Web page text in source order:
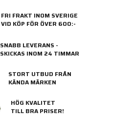
FRI FRAKT INOM SVERIGE
VID KÖP FÖR ÖVER 600:-
SNABB LEVERANS -
SKICKAS INOM 24 TIMMAR
STORT UTBUD FRÅN
KÄNDA MÄRKEN
HÖG KVALITET
TILL BRA PRISER!